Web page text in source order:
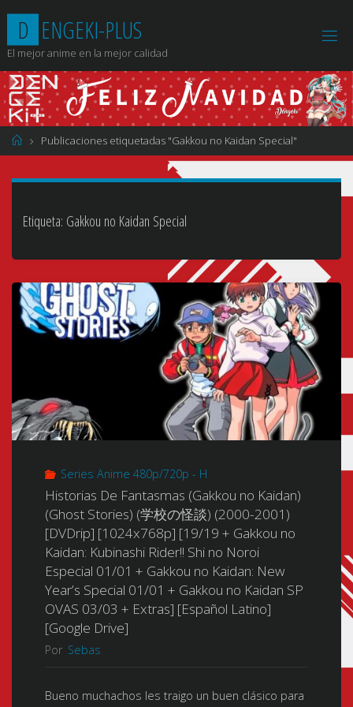
contenido
D ENGEKI-PLUS
El mejor anime en la mejor calidad
Página
de
Publicaciones etiquetadas "Gakkou no Kaidan Special"
Etiqueta: Gakkou no Kaidan Special
Series Anime 480p/720p - H
Historias De Fantasmas (Gakkou no Kaidan)
(Ghost Stories) (学校の怪談) (2000-2001)
[DVDrip] [1024x768p] [19/19 + Gakkou no
Kaidan: Kubinashi Rider!! Shi no Noroi
Especial 01/01 + Gakkou no Kaidan: New
Year’s Special 01/01 + Gakkou no Kaidan SP
OVAS 03/03 + Extras] [Español Latino]
[Google Drive]
Por Sebas
Bueno muchachos les traigo un buen clásico para